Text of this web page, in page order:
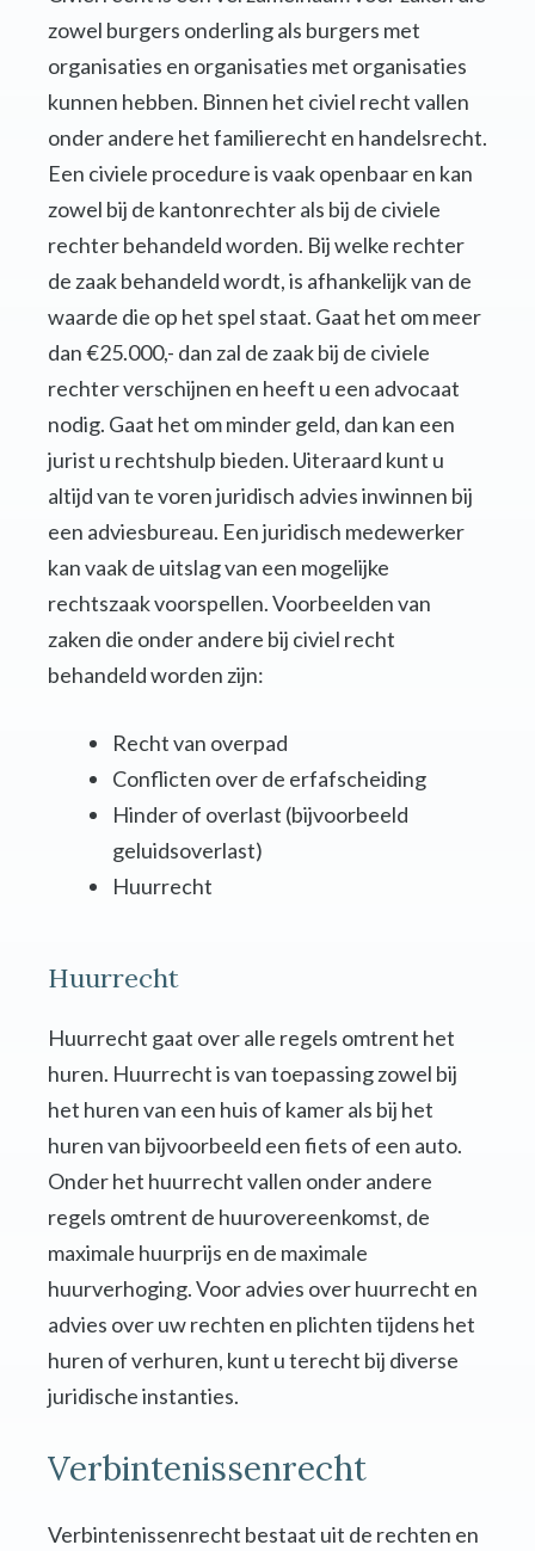
zowel burgers onderling als burgers met
organisaties en organisaties met organisaties
kunnen hebben. Binnen het civiel recht vallen
onder andere het familierecht en handelsrecht.
Een civiele procedure is vaak openbaar en kan
zowel bij de kantonrechter als bij de civiele
rechter behandeld worden. Bij welke rechter
de zaak behandeld wordt, is afhankelijk van de
waarde die op het spel staat. Gaat het om meer
dan €25.000,- dan zal de zaak bij de civiele
rechter verschijnen en heeft u een advocaat
nodig. Gaat het om minder geld, dan kan een
jurist u rechtshulp bieden. Uiteraard kunt u
altijd van te voren juridisch advies inwinnen bij
een adviesbureau. Een juridisch medewerker
kan vaak de uitslag van een mogelijke
rechtszaak voorspellen. Voorbeelden van
zaken die onder andere bij civiel recht
behandeld worden zijn:
Recht van overpad
Conflicten over de erfafscheiding
Hinder of overlast (bijvoorbeeld
geluidsoverlast)
Huurrecht
Huurrecht
Huurrecht gaat over alle regels omtrent het
huren. Huurrecht is van toepassing zowel bij
het huren van een huis of kamer als bij het
huren van bijvoorbeeld een fiets of een auto.
Onder het huurrecht vallen onder andere
regels omtrent de huurovereenkomst, de
maximale huurprijs en de maximale
huurverhoging. Voor advies over huurrecht en
advies over uw rechten en plichten tijdens het
huren of verhuren, kunt u terecht bij diverse
juridische instanties.
Verbintenissenrecht
Verbintenissenrecht bestaat uit de rechten en